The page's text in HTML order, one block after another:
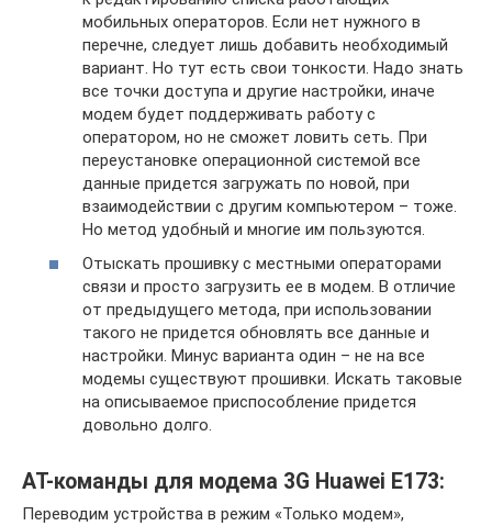
мобильных операторов. Если нет нужного в
перечне, следует лишь добавить необходимый
вариант. Но тут есть свои тонкости. Надо знать
все точки доступа и другие настройки, иначе
модем будет поддерживать работу с
оператором, но не сможет ловить сеть. При
переустановке операционной системой все
данные придется загружать по новой, при
взаимодействии с другим компьютером – тоже.
Но метод удобный и многие им пользуются.
Отыскать прошивку с местными операторами
связи и просто загрузить ее в модем. В отличие
от предыдущего метода, при использовании
такого не придется обновлять все данные и
настройки. Минус варианта один – не на все
модемы существуют прошивки. Искать таковые
на описываемое приспособление придется
довольно долго.
AT-команды для модема 3G Huawei E173:
Переводим устройства в режим «Только модем»,